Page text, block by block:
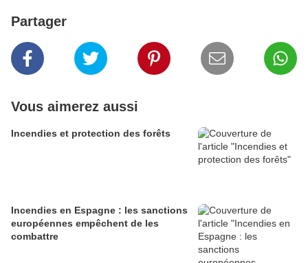
Partager
Vous aimerez aussi
Incendies et protection des forêts
Incendies en Espagne : les sanctions
européennes empêchent de les
combattre